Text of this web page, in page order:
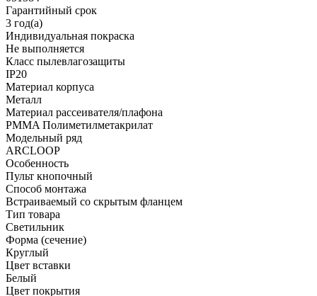
Гарантийный срок
3 год(а)
Индивидуальная покраска
Не выполняется
Класс пылевлагозащиты
IP20
Материал корпуса
Металл
Материал рассеивателя/плафона
PMMA Полиметилметакрилат
Модельный ряд
ARCLOOP
Особенность
Пульт кнопочный
Способ монтажа
Встраиваемый со скрытым фланцем
Тип товара
Светильник
Форма (сечение)
Круглый
Цвет вставки
Белый
Цвет покрытия